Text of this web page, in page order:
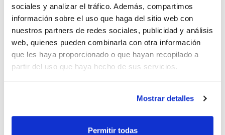
sociales y analizar el tráfico. Además, compartimos
información sobre el uso que haga del sitio web con
nuestros partners de redes sociales, publicidad y análisis
web, quienes pueden combinarla con otra información
que les haya proporcionado o que hayan recopilado a
partir del uso que haya hecho de sus servicios.
Mostrar detalles
Permitir todas
Documentación técnica
TDS / Ficha técnica
COA
Regístrate para
descargas